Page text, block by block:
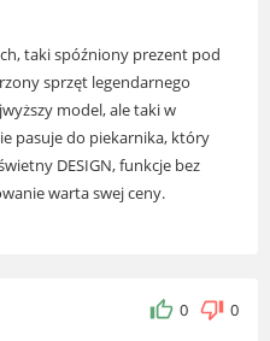
taki spóźniony prezent pod
sprzęt legendarnego
model, ale taki w
pasuje do piekarnika, który
DESIGN, funkcje bez
warta swej ceny.
0 0